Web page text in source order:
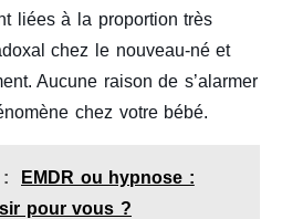
liées à la proportion très
chez le nouveau-né et
Aucune raison de s’alarmer
chez votre bébé.
EMDR ou hypnose :
pour vous ?